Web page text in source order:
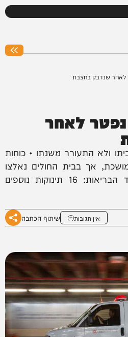
לאחר שנדבק בחצבת
נפטר לאחר
ולא התעורר משנתו • כוחות
אך בבית החולים נאלצו
לקבוע את מותו • משרד הבריאות: 16 תינוקות נוספים
אין תגובות שיתוף הכתבה